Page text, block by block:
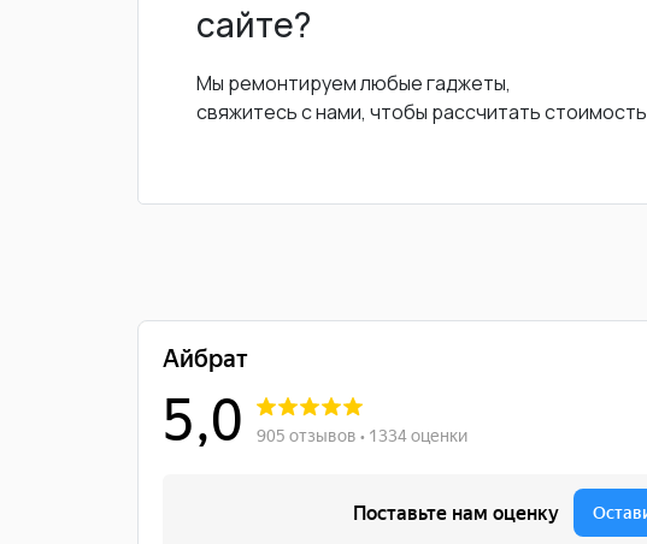
сайте?
Мы ремонтируем любые гаджеты,
свяжитесь с нами, чтобы рассчитать стоимость